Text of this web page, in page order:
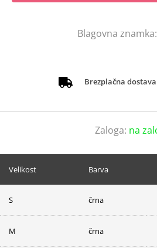
Blagovna znamka:
Brezplačna dostava
Zaloga: na
Velikost Barva
S črna
M črna